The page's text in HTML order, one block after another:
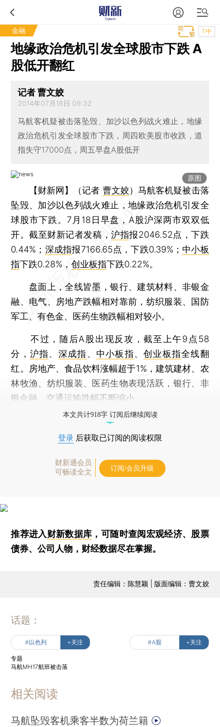
金融 T中
地缘政治危机引发全球股市下跌 A
股低开翻红
记者 曹文姣
2014年07月18日 09:32
马航客机疑被击落坠毁、加沙以色列战火难止，地缘
政治危机引发全球股市下跌，周四欧美股市收跌，道
指失守17000点，周五早盘A股低开
原图
【财新网】（记者 曹文姣） 马航客机疑被击落
坠毁、加沙以色列战火难止，地缘政治危机引发全
球股市下跌。7月18日早盘，A股沪深两市双双低
开。截至财新记者发稿，沪指报2046.52点，下跌
0.44%； 深成指报7166.65点，下跌0.39%； 中小板
指下跌0.28%，创业板指下跌0.22%。
盘面上，全线皆墨，银行、建筑材料、非银金
融、电气、房地产跌幅相对靠前，纺织服装、国防
军工、有色金、医药生物跌幅相对较小。
不过，随后A股出现反攻，截至上午9点58
分， 沪指、 深成指 、 中小板指、创业板指全线翻
红。房地产、食品饮料涨幅超于1%，建筑建材、农
林牧渔、纺织服装、医药生物表现活跃，银行、非
银金融、交通运输跌幅不断缩小。
本文共计918字 订阅后继续阅读
登录 后获取已订阅的阅读权限
财新通会员
可畅读全文
订阅/会员升级
推荐进入财新数据库 ，可随时查阅宏观经济、股票
债券、公司人物，财经数据尽在掌握。
责任编辑：陈慧颖 | 版面编辑：曹文姣
话题：
#以色列 +关注 #A股 +关注
专题
马航MH17航班被击落
相关阅读
马航坠毁客机乘客半数为荷兰籍